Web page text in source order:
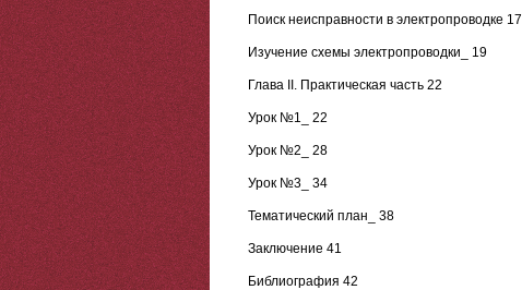
Поиск неисправности в электропроводке 17
Изучение схемы электропроводки_ 19
Глава II. Практическая часть 22
Урок №1_ 22
Урок №2_ 28
Урок №3_ 34
Тематический план_ 38
Заключение 41
Библиография 42